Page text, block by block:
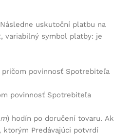
uskutoční platbu na
variabilný symbol platby: je
pričom povinnosť Spotrebiteľa
povinnosť Spotrebiteľa
) hodín po doručení tovaru. Ak
Predávajúci potvrdí